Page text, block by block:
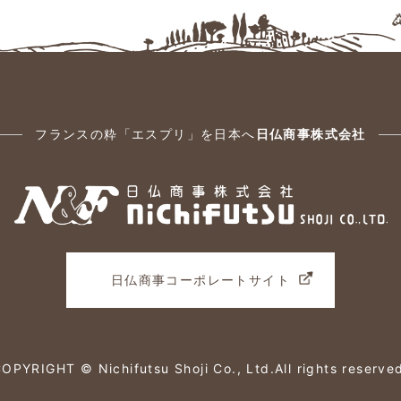
フランスの粋「エスプリ」を日本へ 日仏商事株式会社
日仏商事コーポレートサイト
© Nichifutsu Shoji Co., Ltd.All rights